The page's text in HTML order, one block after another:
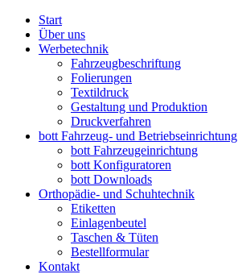
Start
Über uns
Werbetechnik
Fahrzeugbeschriftung
Folierungen
Textildruck
Gestaltung und Produktion
Druckverfahren
bott Fahrzeug- und Betriebseinrichtung
bott Fahrzeugeinrichtung
bott Konfiguratoren
bott Downloads
Orthopädie- und Schuhtechnik
Etiketten
Einlagenbeutel
Taschen & Tüten
Bestellformular
Kontakt